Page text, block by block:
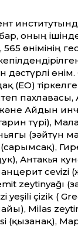
оның
өнімінің
(ЕО)
Айдын
түрі),
(зәйтүн
Антакья
cevizi
zeytinyağı
yeşili çizik (
Milas
(қызанақ),